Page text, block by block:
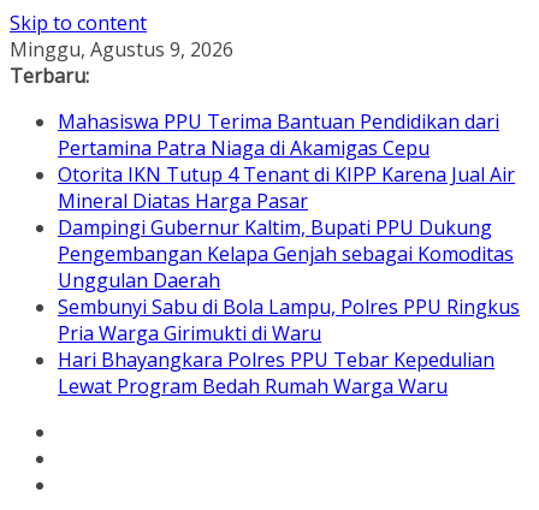
Skip to content
Minggu, Agustus 9, 2026
Terbaru:
Mahasiswa PPU Terima Bantuan Pendidikan dari
Pertamina Patra Niaga di Akamigas Cepu
Otorita IKN Tutup 4 Tenant di KIPP Karena Jual Air
Mineral Diatas Harga Pasar
Dampingi Gubernur Kaltim, Bupati PPU Dukung
Pengembangan Kelapa Genjah sebagai Komoditas
Unggulan Daerah
Sembunyi Sabu di Bola Lampu, Polres PPU Ringkus
Pria Warga Girimukti di Waru
Hari Bhayangkara Polres PPU Tebar Kepedulian
Lewat Program Bedah Rumah Warga Waru